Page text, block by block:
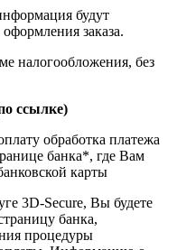
будут
заказа.
налогообложения, без
ссылке)
обработка платежа
банка*, где Вам
карты
3D-Secure, Вы будете
банка,
процедуры